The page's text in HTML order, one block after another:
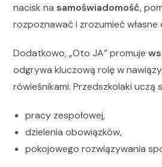
nacisk na samoświadomość,
rozpoznawać i zrozumieć własne
Dodatkowo, „Oto JA” promuje
odgrywa kluczową rolę w
rówieśnikami. Przedszkolaki uczą
pracy zespołowej,
dzielenia obowiązków,
pokojowego rozwiązywania